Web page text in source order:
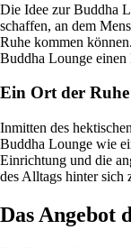
Die Idee zur Buddha
schaffen, an dem
Ruhe kommen
Buddha Lounge einen
Ein Ort der Ruhe
Inmitten des
Buddha Lounge wie
Einrichtung und die
des Alltags hinter sich
Das Angebot